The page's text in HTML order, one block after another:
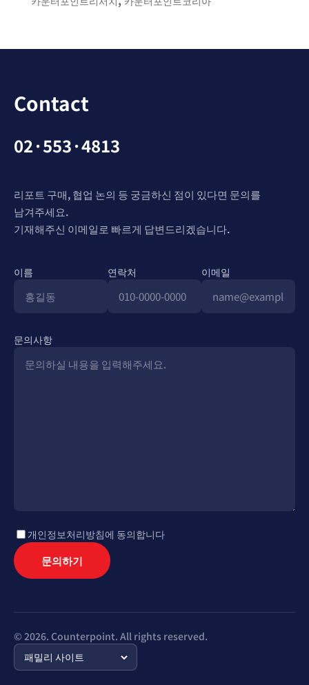
Contact
02·553·4813
리포트 구매, 협업 논의 등 궁금하신 점이 있다면 문의를
남겨주세요.
기재해주신 이메일로 빠르게 답변드리겠습니다.
이름 연락처 이메일
문의사항
개인정보처리방침에 동의합니다
문의하기
© 2026. Counterpoint. All rights reserved.